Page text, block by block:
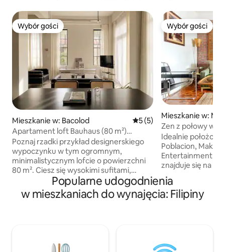
Wybór gości
Wybór gości
Mieszkanie w: Bacolod Średnia ocena: 5 na 5,
5 (5)
Apartament loft Bauhaus (80 m²)
z prywatnym ogrodem
Poznaj rzadki przykład designerskiego
wypoczynku w tym ogromnym,
minimalistycznym lofcie o powierzchni
80 m². Ciesz się wysokimi sufitami,
starannie dobranymi meblami,
elegancką aneksem kuchennym
i miejscem do pracy z szybkim Wi-Fi.
Helvetia Heights, z pokojem z łóżkiem
Wybór gości
Wybór gości
Mieszkanie w:
Zen z połowy
kuchni SMEG
Idealnie
Poblacion, Makati
Entertainment
znajduje się na 4
apartamentowca
ochroną. Nasz apartament z 1 sypialnią
oferuje widoki,
połowy lat 50. i
restauracji. Poznaj sztukę i kulturę!
Popularne udogodnienia
w mieszkaniach do wynajęcia: Filipiny